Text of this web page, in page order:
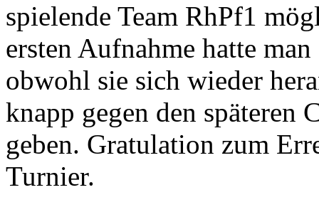
spielende Team RhPf1
ersten Aufnahme hatte
obwohl sie sich wieder
knapp gegen den späteren
geben. Gratulation zum
Turnier.